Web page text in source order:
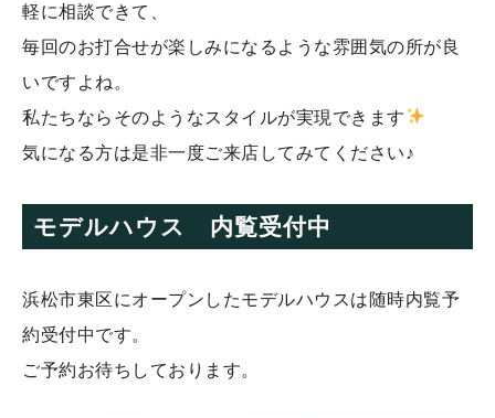
軽に相談できて、
毎回のお打合せが楽しみになるような雰囲気の所が良
いですよね。
私たちならそのようなスタイルが実現できます
気になる方は是非一度ご来店してみてください♪
モデルハウス 内覧受付中
浜松市東区にオープンしたモデルハウスは随時内覧予
約受付中です。
ご予約お待ちしております。